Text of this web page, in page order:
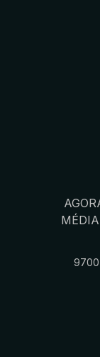
9700